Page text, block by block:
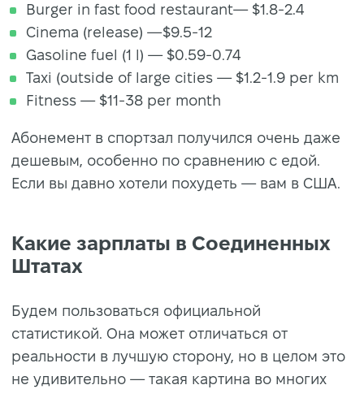
Burger in fast food restaurant— $1.8-2.4
Cinema (release) —$9.5-12
Gasoline fuel (1 l) — $0.59-0.74
Taxi (outside of large cities — $1.2-1.9 per km
Fitness — $11-38 per month
Абонемент в спортзал получился очень даже
дешевым, особенно по сравнению с едой.
Если вы давно хотели похудеть — вам в США.
Какие зарплаты в Соединенных
Штатах
Будем пользоваться официальной
статистикой. Она может отличаться от
реальности в лучшую сторону, но в целом это
не удивительно — такая картина во многих